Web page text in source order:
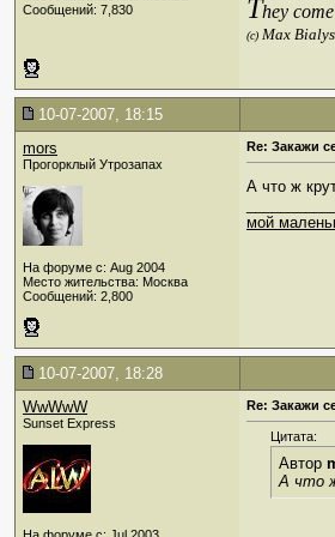
Сообщений: 7,830
They
(c) Max
10-07-2007, 18:15
mors
Прогорклый Утрозапах
На форуме с: Aug 2004
Место жительства: Москва
Сообщений: 2,800
Re: Закажи
А что ж
мой
10-07-2007, 18:28
WwWwW
Sunset Express
Re: Закажи
Цитата:
Автор
А что